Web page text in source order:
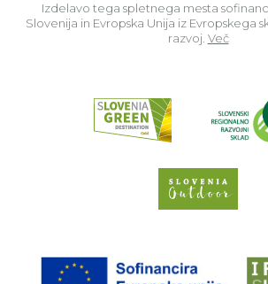
Izdelavo tega spletnega mesta
Slovenija in Evropska Unija iz Evropskega
razvoj. Več